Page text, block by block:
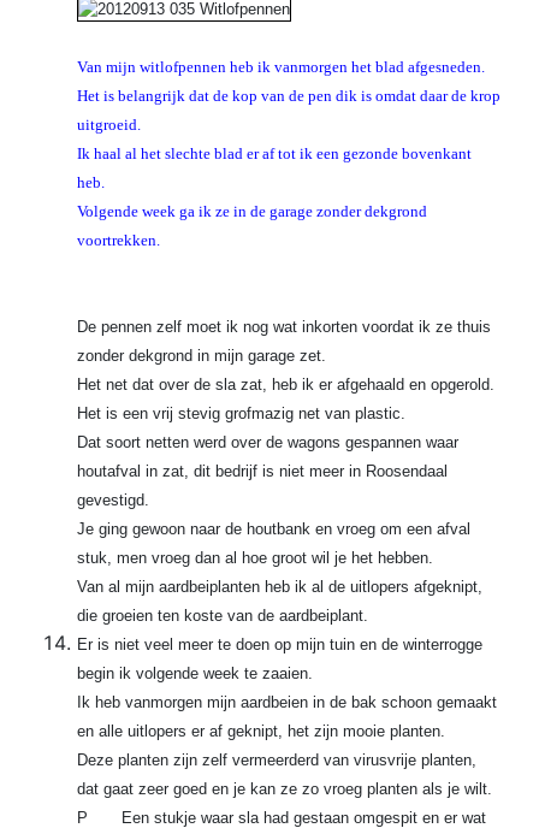
Van mijn witlofpennen heb ik vanmorgen het blad afgesneden.
Het is belangrijk dat de kop van de pen dik is omdat daar de krop
uitgroeid.
Ik haal al het slechte blad er af tot ik een gezonde bovenkant
heb.
Volgende week ga ik ze in de garage zonder dekgrond
voortrekken.
De pennen zelf moet ik nog wat inkorten voordat ik ze thuis
zonder dekgrond in mijn garage zet.
Het net dat over de sla zat, heb ik er afgehaald en opgerold.
Het is een vrij stevig grofmazig net van plastic.
Dat soort netten werd over de wagons gespannen waar
houtafval in zat, dit bedrijf is niet meer in Roosendaal
gevestigd.
Je ging gewoon naar de houtbank en vroeg om een afval
stuk, men vroeg dan al hoe groot wil je het hebben.
Van al mijn aardbeiplanten heb ik al de uitlopers afgeknipt,
die groeien ten koste van de aardbeiplant.
Er is niet veel meer te doen op mijn tuin en de winterrogge
begin ik volgende week te zaaien.
Ik heb vanmorgen mijn aardbeien in de bak schoon gemaakt
en alle uitlopers er af geknipt, het zijn mooie planten.
Deze planten zijn zelf vermeerderd van virusvrije planten,
dat gaat zeer goed en je kan ze zo vroeg planten als je wilt.
P Een stukje waar sla had gestaan omgespit en er wat